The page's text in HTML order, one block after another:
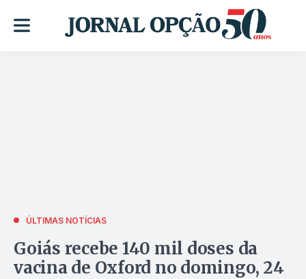
ÚLTIMAS NOTÍCIAS
Goiás recebe 140 mil doses da
vacina de Oxford no domingo, 24